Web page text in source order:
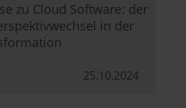
zu Cloud Software: der
in der
25.10.2024